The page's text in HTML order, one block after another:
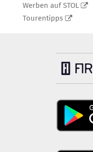
Werben auf STOL
Tourentipps